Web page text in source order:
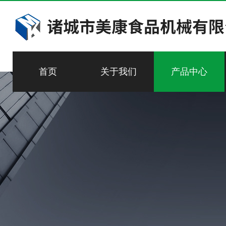
首页 关于我们 产品中心